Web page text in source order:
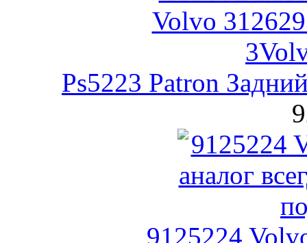
Ps5223 Patron
9125224